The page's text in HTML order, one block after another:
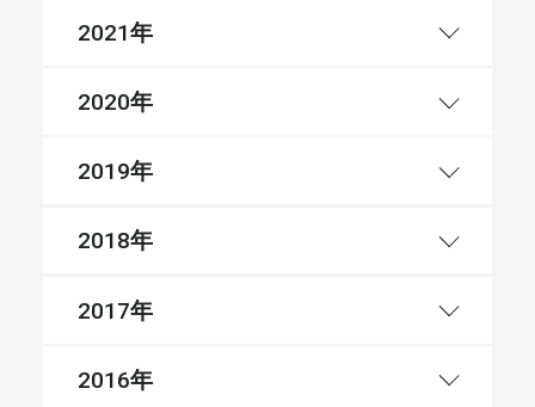
2021年
2020年
2019年
2018年
2017年
2016年